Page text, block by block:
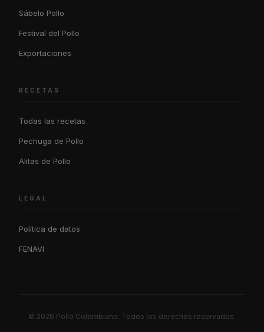
Sábelo Pollo
Festival del Pollo
Exportaciones
RECETAS
Todas las recetas
Pechuga de Pollo
Alitas de Pollo
LEGAL
Política de datos
FENAVI
© 2026 Pollo Colombiano. Todos los derechos reservados.